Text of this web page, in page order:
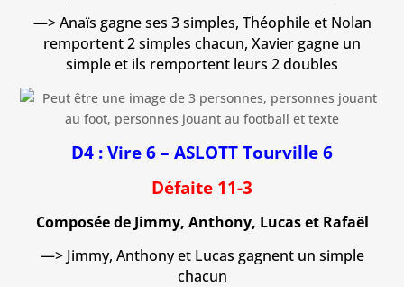
—> Anaïs gagne ses 3 simples, Théophile et Nolan
remportent 2 simples chacun, Xavier gagne un
simple et ils remportent leurs 2 doubles
D4 : Vire 6 – ASLOTT Tourville 6
Défaite 11-3
Composée de Jimmy, Anthony, Lucas et Rafaël
—> Jimmy, Anthony et Lucas gagnent un simple
chacun